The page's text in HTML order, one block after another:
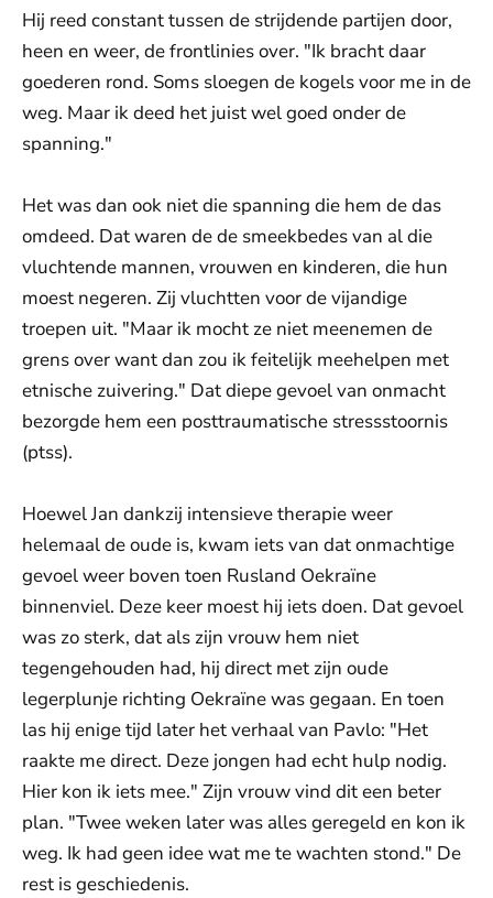
Hij reed constant tussen de strijdende partijen door,
heen en weer, de frontlinies over. "Ik bracht daar
goederen rond. Soms sloegen de kogels voor me in de
weg. Maar ik deed het juist wel goed onder de
spanning."
Het was dan ook niet die spanning die hem de das
omdeed. Dat waren de de smeekbedes van al die
vluchtende mannen, vrouwen en kinderen, die hun
moest negeren. Zij vluchtten voor de vijandige
troepen uit. "Maar ik mocht ze niet meenemen de
grens over want dan zou ik feitelijk meehelpen met
etnische zuivering." Dat diepe gevoel van onmacht
bezorgde hem een posttraumatische stressstoornis
(ptss).
Hoewel Jan dankzij intensieve therapie weer
helemaal de oude is, kwam iets van dat onmachtige
gevoel weer boven toen Rusland Oekraïne
binnenviel. Deze keer moest hij iets doen. Dat gevoel
was zo sterk, dat als zijn vrouw hem niet
tegengehouden had, hij direct met zijn oude
legerplunje richting Oekraïne was gegaan. En toen
las hij enige tijd later het verhaal van Pavlo: "Het
raakte me direct. Deze jongen had echt hulp nodig.
Hier kon ik iets mee." Zijn vrouw vind dit een beter
plan. "Twee weken later was alles geregeld en kon ik
weg. Ik had geen idee wat me te wachten stond." De
rest is geschiedenis.